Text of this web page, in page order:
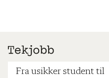
Fra usikker student til